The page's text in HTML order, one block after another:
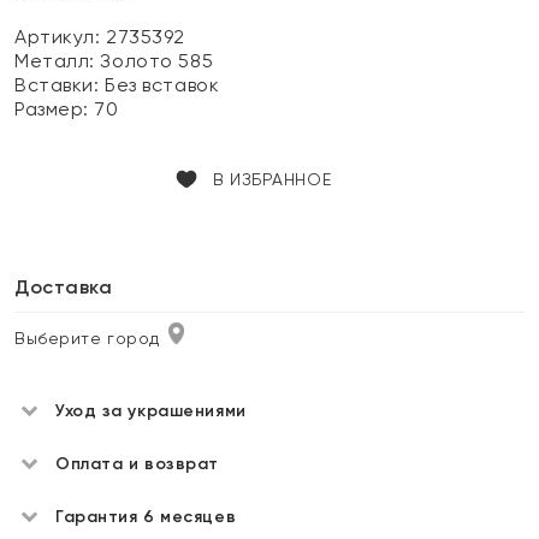
Артикул: 2735392
Металл:Золото 585
Вставки:Без вставок
Размер: 70
В ИЗБРАННОЕ
Доставка
Выберите город
Уход за украшениями
Оплата и возврат
Гарантия 6 месяцев